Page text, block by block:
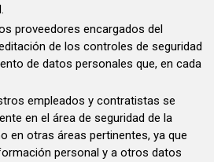
proveedores encargados del
de los controles de seguridad
de datos personales que, en cada
empleados y contratistas se
en el área de seguridad de la
en otras áreas pertinentes, ya que
personal y a otros datos